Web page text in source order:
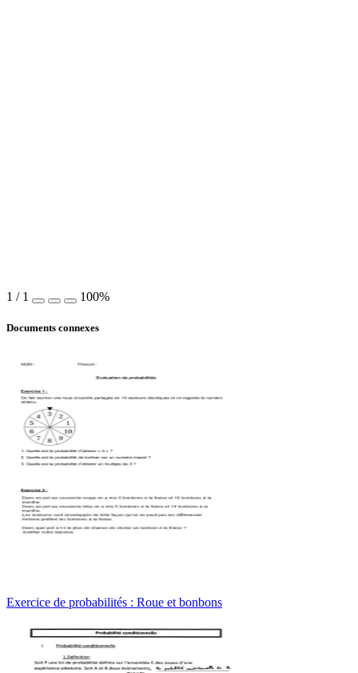
1 / 1 100%
Documents connexes
Exercice de probabilités : Roue et bonbons